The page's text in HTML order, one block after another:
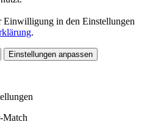
in den Einstellungen
.
Einstellungen anpassen
Match